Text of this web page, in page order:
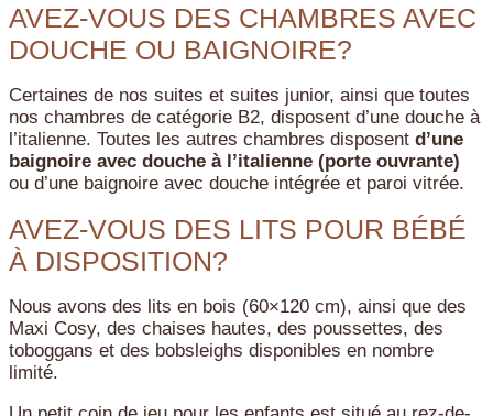
AVEZ-VOUS DES CHAMBRES AVEC
DOUCHE OU BAIGNOIRE?
Certaines de nos suites et suites junior, ainsi que toutes
nos chambres de catégorie B2, disposent d’une douche à
l’italienne. Toutes les autres chambres disposent d’une
baignoire avec douche à l’italienne (porte ouvrante)
ou d’une baignoire avec douche intégrée et paroi vitrée.
AVEZ-VOUS DES LITS POUR BÉBÉ
À DISPOSITION?
Nous avons des lits en bois (60×120 cm), ainsi que des
Maxi Cosy, des chaises hautes, des poussettes, des
toboggans et des bobsleighs disponibles en nombre
limité.